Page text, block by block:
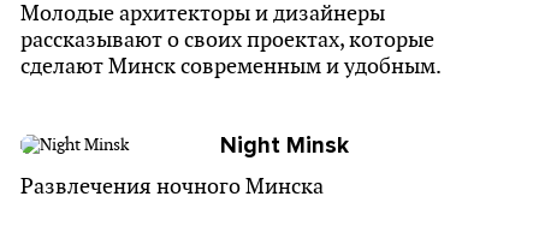
Молодые архитекторы и дизайнеры
рассказывают о своих проектах, которые
сделают Минск современным и удобным.
Night Minsk
Развлечения ночного Минска